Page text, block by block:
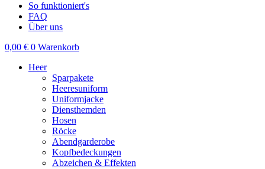
So funktioniert's
FAQ
Über uns
0,00 € 0 Warenkorb
Heer
Sparpakete
Heeresuniform
Uniformjacke
Diensthemden
Hosen
Röcke
Abendgarderobe
Kopfbedeckungen
Abzeichen & Effekten